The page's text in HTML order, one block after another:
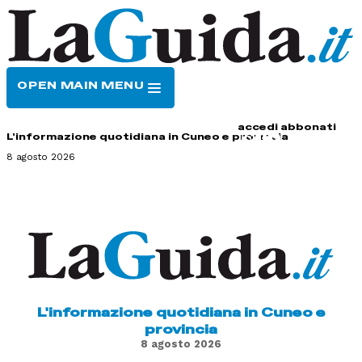
OPEN MAIN MENU
accedi abbonati
L'informazione quotidiana in Cuneo e provincia
8 agosto 2026
L'informazione quotidiana in Cuneo e
provincia
8 agosto 2026